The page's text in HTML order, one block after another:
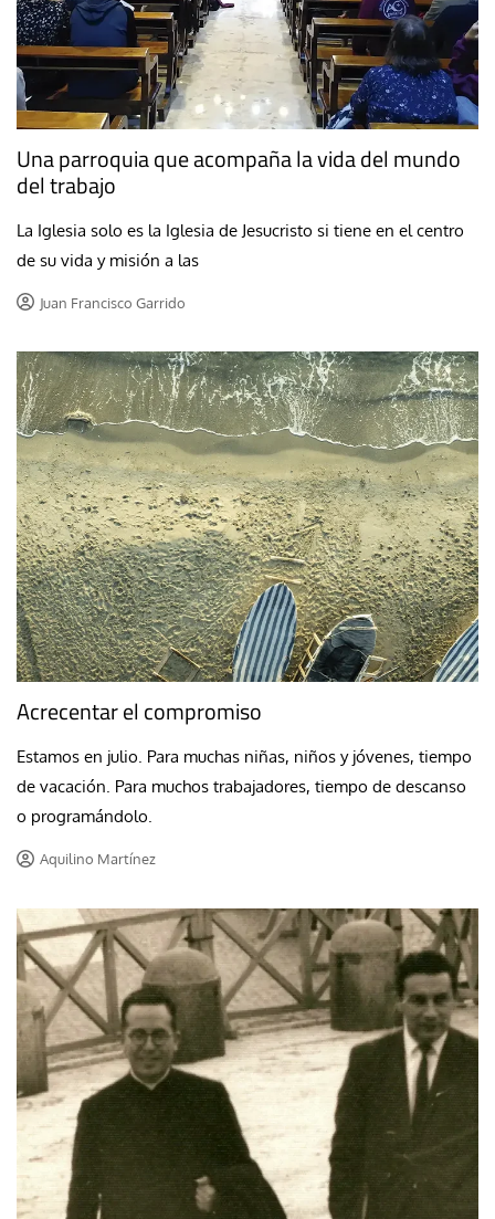
Una parroquia que acompaña la vida del mundo
del trabajo
La Iglesia solo es la Iglesia de Jesucristo si tiene en el centro
de su vida y misión a las
Juan Francisco Garrido
Acrecentar el compromiso
Estamos en julio. Para muchas niñas, niños y jóvenes, tiempo
de vacación. Para muchos trabajadores, tiempo de descanso
o programándolo.
Aquilino Martínez